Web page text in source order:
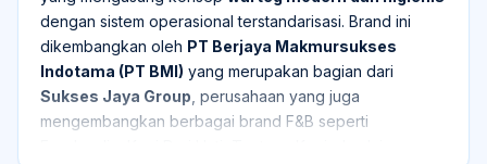
dengan sistem operasional terstandarisasi. Brand ini
dikembangkan oleh PT Berjaya Makmursukses
Indotama (PT BMI) yang merupakan bagian dari
Sukses Jaya Group , perusahaan yang juga
mengembangkan berbagai brand F&B seperti